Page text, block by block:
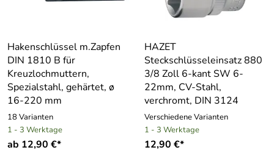
Hakenschlüssel m.Zapfen
DIN 1810 B für
Kreuzlochmuttern,
Spezialstahl, gehärtet, ø
16-220 mm
18 Varianten
1 - 3 Werktage
ab 12,90 €*
HAZET
Steckschlüsseleinsatz 880
3/8 Zoll 6-kant SW 6-
22mm, CV-Stahl,
verchromt, DIN 3124
Verschiedene Varianten
1 - 3 Werktage
12,90 €*